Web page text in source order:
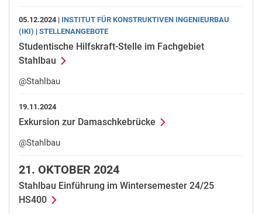
05.12.2024 | INSTITUT FÜR KONSTRUKTIVEN INGENIEURBAU
(IKI) | STELLENANGEBOTE
Studentische Hilfskraft-Stelle im Fachgebiet
Stahlbau
@Stahlbau
19.11.2024
Exkursion zur Damaschkebrücke
@Stahlbau
21. OKTOBER 2024
Stahlbau Einführung im Wintersemester 24/25
HS400